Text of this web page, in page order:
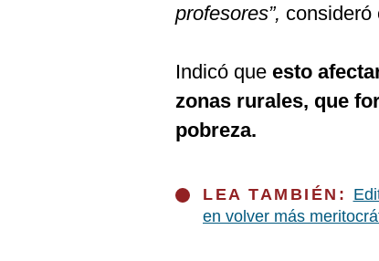
profesores”, consideró
Indicó que esto
zonas rurales, que
pobreza.
LEA TAMBIÉN:
en volver más